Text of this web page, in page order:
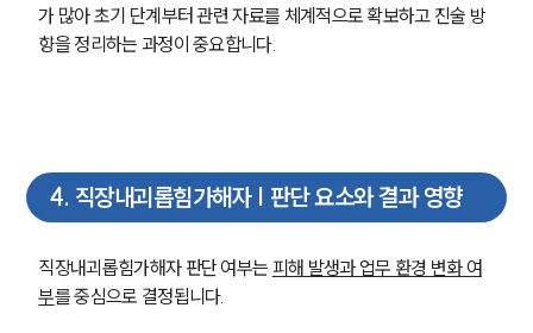
가 많아 초기 단계부터 관련 자료를 체계적으로 확보하고 진술 방
향을 정리하는 과정이 중요합니다.
4. 직장내괴롭힘가해자 | 판단 요소와 결과 영향
직장내괴롭힘가해자 판단 여부는 피해 발생과 업무 환경 변화 여
부를 중심으로 결정됩니다.